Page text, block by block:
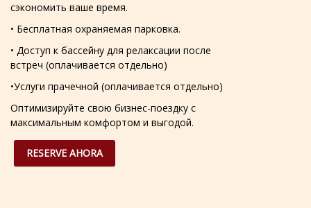
сэкономить ваше время.
• Бесплатная охраняемая парковка.
• Доступ к бассейну для релаксации после
встреч (оплачивается отдельно)
•Услуги прачечной (оплачивается отдельно)
Оптимизируйте свою бизнес-поездку с
максимальным комфортом и выгодой.
RESERVE AHORA